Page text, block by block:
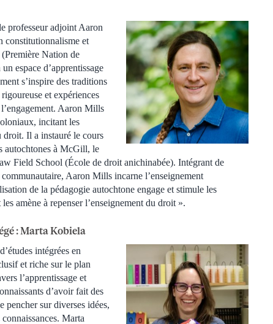
professeur adjoint Aaron
constitutionnalisme et
Nation de
espace d’apprentissage
s’inspire des traditions
et expériences
Aaron Mills
incitant les
droit. Il a instauré le cours
autochtones à McGill, le
Field School (École de droit anichinabée). Intégrant de
Aaron Mills incarne l’enseignement
de la pédagogie autochtone engage et stimule les
amène à repenser l’enseignement du droit ».
: Marta Kobiela
intégrées en
et riche sur le plan
l’apprentissage et
d’avoir fait des
pencher sur diverses idées,
Marta